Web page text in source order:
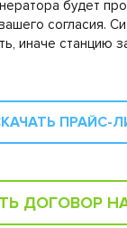
будет
согласия.
иначе станцию
ПРАЙС-
ДОГОВОР